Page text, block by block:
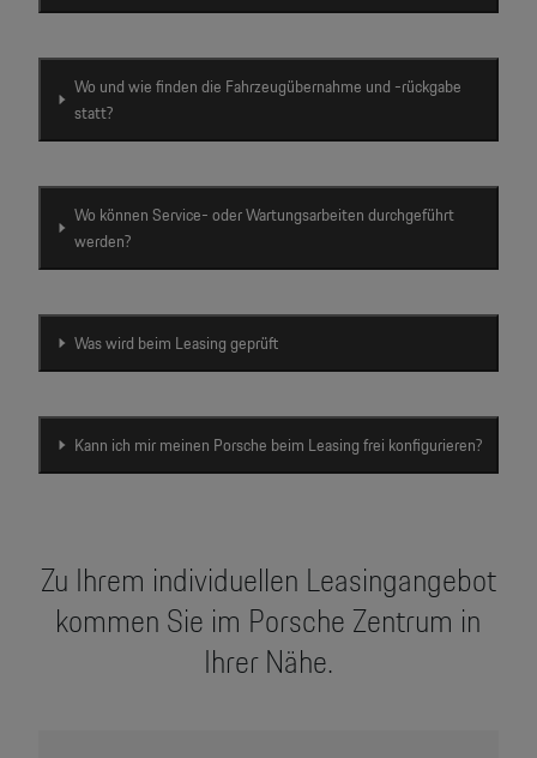
Wo und wie finden die Fahrzeugübernahme und -rückgabe
statt?
Wo können Service- oder Wartungsarbeiten durchgeführt
werden?
Was wird beim Leasing geprüft
Kann ich mir meinen Porsche beim Leasing frei konfigurieren?
Zu Ihrem individuellen Leasingangebot
kommen Sie im Porsche Zentrum in
Ihrer Nähe.